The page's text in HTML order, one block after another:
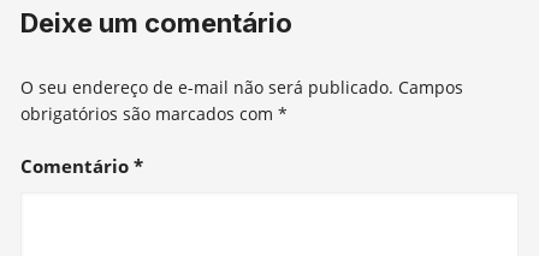
Deixe um comentário
O seu endereço de e-mail não será publicado. Campos
obrigatórios são marcados com*
Comentário*